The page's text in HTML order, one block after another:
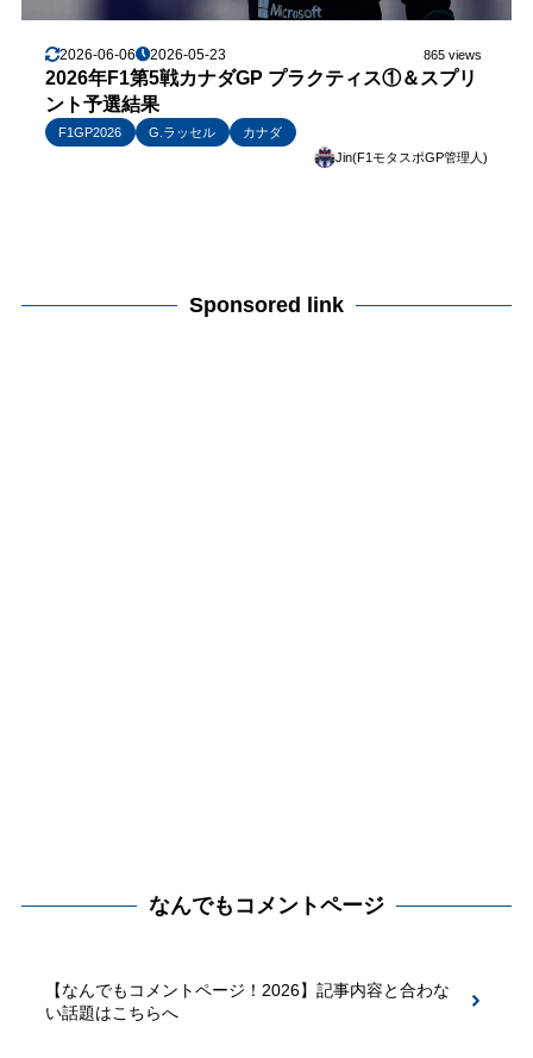
2026-06-06 2026-05-23 865 views
2026年F1第5戦カナダGP プラクティス①＆スプリ
ント予選結果
F1GP2026 G.ラッセル
カナダ
Jin(F1モタスポGP管理人)
Sponsored link
なんでもコメントページ
【なんでもコメントページ！2026】記事内容と合わな
い話題はこちらへ